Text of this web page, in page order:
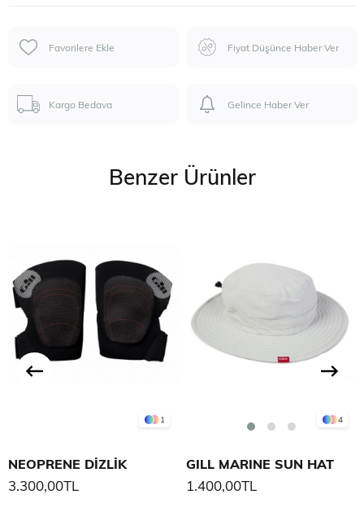
Favorilere Ekle Fiyat Düşünce Haber Ver
Kargo Bedava Gelince Haber Ver
Benzer Ürünler
1
NEOPRENE DİZLİK
3.300,00TL
4
GILL MARINE SUN HAT
1.400,00TL